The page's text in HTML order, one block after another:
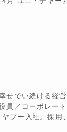
でい続ける経営
員／コーポレー
フー入社。採用